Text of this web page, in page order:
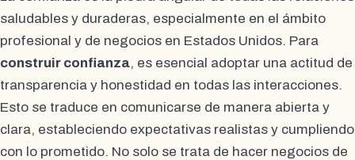
saludables y duraderas, especialmente en el ámbito
profesional y de negocios en Estados Unidos. Para
construir confianza, es esencial adoptar una actitud de
transparencia y honestidad en todas las interacciones.
Esto se traduce en comunicarse de manera abierta y
clara, estableciendo expectativas realistas y cumpliendo
con lo prometido. No solo se trata de hacer negocios de